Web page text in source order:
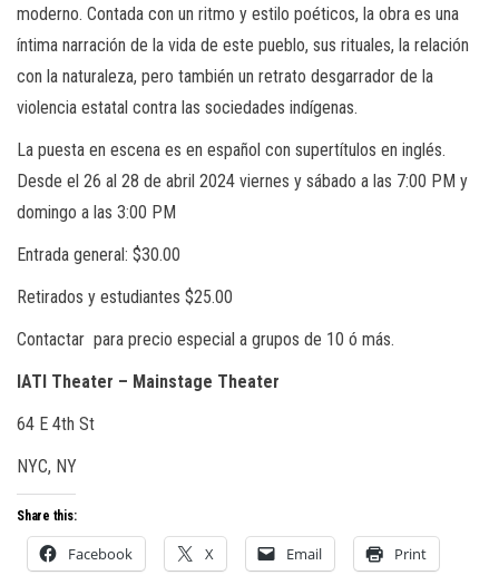
moderno. Contada con un ritmo y estilo poéticos, la obra es una
íntima narración de la vida de este pueblo, sus rituales, la relación
con la naturaleza, pero también un retrato desgarrador de la
violencia estatal contra las sociedades indígenas.
La puesta en escena es en español con supertítulos en inglés.
Desde el 26 al 28 de abril 2024 viernes y sábado a las 7:00 PM y
domingo a las 3:00 PM
Entrada general: $30.00
Retirados y estudiantes $25.00
Contactar para precio especial a grupos de 10 ó más.
IATI Theater – Mainstage Theater
64 E 4th St
NYC, NY
Share this:
Facebook X Email Print